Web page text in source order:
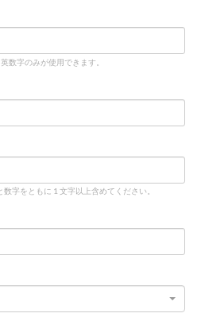
数字のみが使用できます。
字をともに 1 文字以上含めてください。